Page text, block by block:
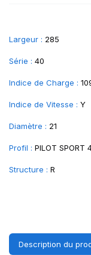
Largeur : 285
Série : 40
Indice de Charge :
Indice de Vitesse : Y
Diamètre : 21
Profil : PILOT SPORT
Structure : R
Description du